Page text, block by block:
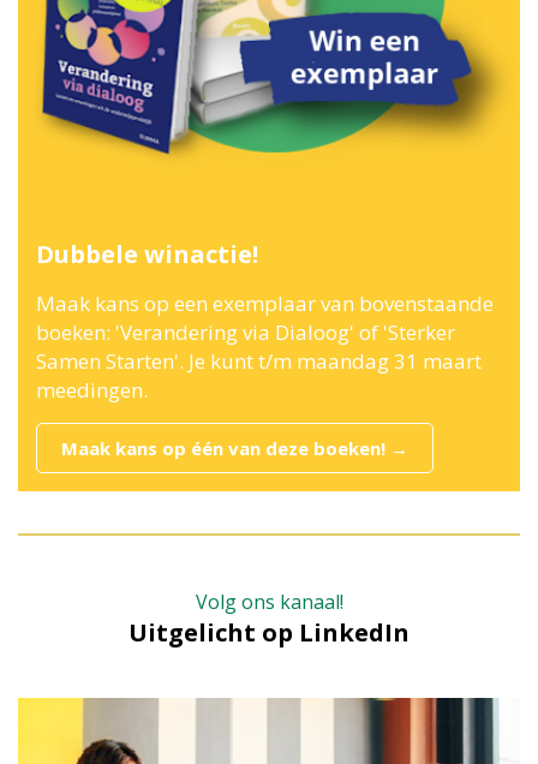
Dubbele winactie!
Maak kans op een exemplaar van bovenstaande
boeken: 'Verandering via Dialoog' of 'Sterker
Samen Starten'. Je kunt t/m maandag 31 maart
meedingen.
Maak kans op één van deze boeken! →
Volg ons kanaal!
Uitgelicht op LinkedIn